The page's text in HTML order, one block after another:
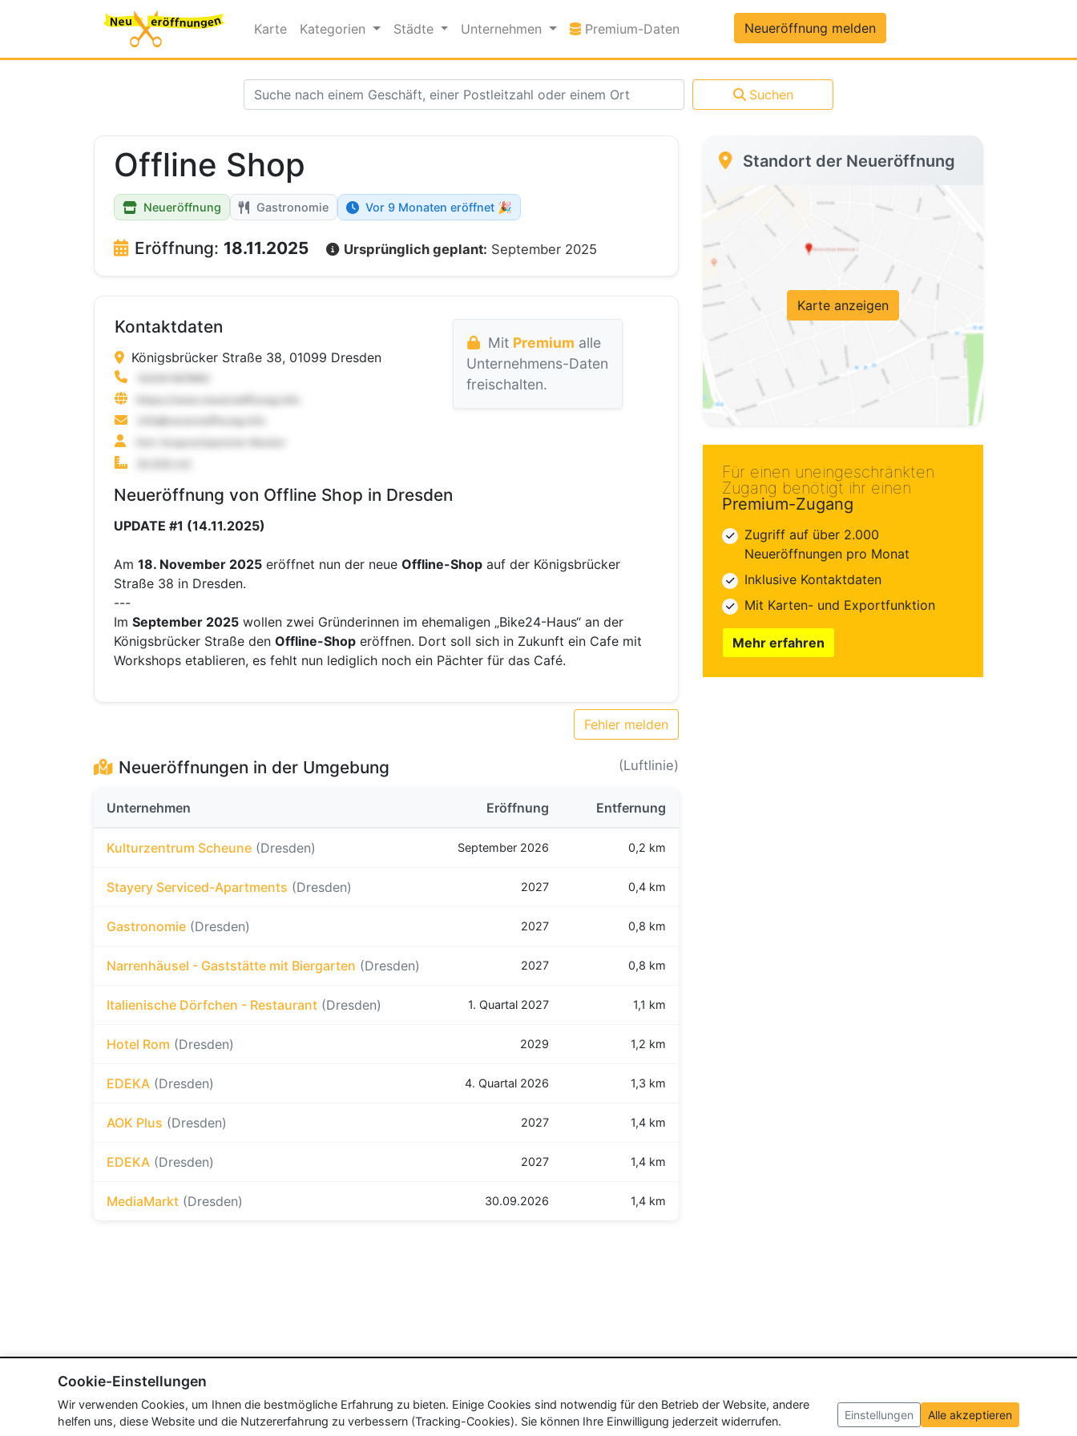
Karte Kategorien Städte Unternehmen Premium-Daten Premium-DatenNeueröffnung melden
Suchen
Offline Shop
Neueröffnung Gastronomie Vor 9 Monaten eröffnet 🎉
Eröffnung: 18.11.2025 Ursprünglich geplant: September 2025
Kontaktdaten
Königsbrücker Straße 38, 01099 Dresden
Mit Premium alle
Unternehmens-Daten
freischalten.
Neueröffnung von Offline Shop in Dresden
UPDATE #1 (14.11.2025)
Am 18. November 2025 eröffnet nun der neue Offline-Shop auf der Königsbrücker
Straße 38 in Dresden.
---
Im September 2025 wollen zwei Gründerinnen im ehemaligen „Bike24-Haus“ an der
Königsbrücker Straße den Offline-Shop eröffnen. Dort soll sich in Zukunft ein Cafe mit
Workshops etablieren, es fehlt nun lediglich noch ein Pächter für das Café.
Fehler melden
Neueröffnungen in der Umgebung (Luftlinie)
Unternehmen Eröffnung Entfernung
Kulturzentrum Scheune (Dresden) September 2026 0,2 km
Stayery Serviced-Apartments (Dresden) 2027 0,4 km
Gastronomie (Dresden) 2027 0,8 km
Narrenhäusel - Gaststätte mit Biergarten (Dresden) 2027 0,8 km
Italienische Dörfchen - Restaurant (Dresden) 1. Quartal 2027 1,1 km
Hotel Rom (Dresden) 2029 1,2 km
EDEKA (Dresden) 4. Quartal 2026 1,3 km
AOK Plus (Dresden) 2027 1,4 km
EDEKA (Dresden) 2027 1,4 km
MediaMarkt (Dresden) 30.09.2026 1,4 km
Standort der Neueröffnung
Karte anzeigen
Für einen uneingeschränkten
Zugang benötigt ihr einen
Premium-Zugang
Zugriff auf über 2.000
Neueröffnungen pro Monat
Inklusive Kontaktdaten
Mit Karten- und Exportfunktion
Mehr erfahren
Cookie-Einstellungen
Wir verwenden Cookies, um Ihnen die bestmögliche Erfahrung zu bieten. Einige Cookies sind notwendig für den Betrieb der Website, andere
helfen uns, diese Website und die Nutzererfahrung zu verbessern (Tracking-Cookies). Sie können Ihre Einwilligung jederzeit widerrufen.
Einstellungen Alle akzeptieren